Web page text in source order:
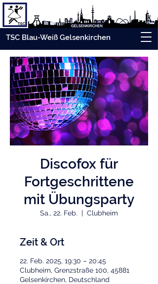
TSC Blau-Weiß Gelsenkirchen
Discofox für
Fortgeschrittene
mit Übungsparty
Sa., 22. Feb.
  |
Clubheim
Zeit & Ort
22. Feb. 2025, 19:30 – 20:45
Clubheim, Grenzstraße 100, 45881
Gelsenkirchen, Deutschland